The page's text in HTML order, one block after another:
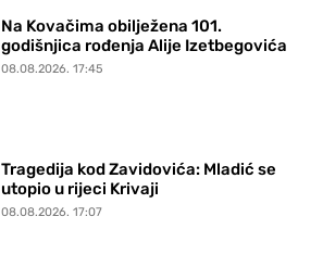
Na Kovačima obilježena 101.
godišnjica rođenja Alije Izetbegovića
08.08.2026. 17:45
Tragedija kod Zavidovića: Mladić se
utopio u rijeci Krivaji
08.08.2026. 17:07